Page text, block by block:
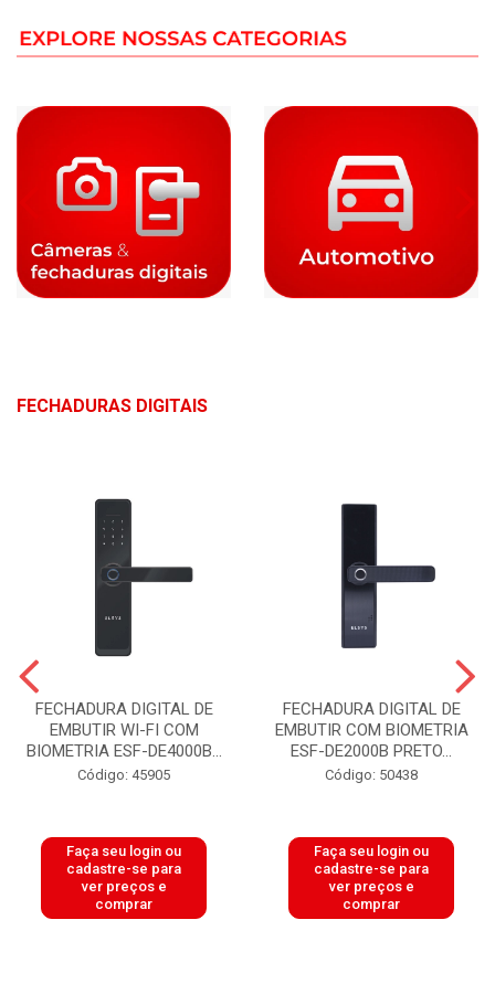
FECHADURAS DIGITAIS
FECHADURA DIGITAL DE
EMBUTIR WI-FI COM
BIOMETRIA ESF-DE4000B...
Código: 45905
Faça seu login ou
cadastre-se para
ver preços e
comprar
FECHADURA DIGITAL DE
EMBUTIR COM BIOMETRIA
ESF-DE2000B PRETO...
Código: 50438
Faça seu login ou
cadastre-se para
ver preços e
comprar